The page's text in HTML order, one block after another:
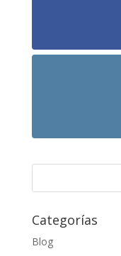
Categorías
Blog